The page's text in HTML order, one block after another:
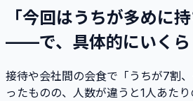
「今回はうちが多めに持
——で、具体的にいくら
接待や会社間の会食で「うちが7割
ったものの、人数が違うと1人あたり